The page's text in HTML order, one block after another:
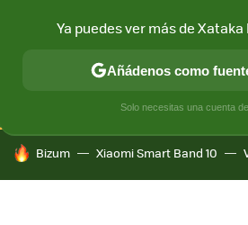
CONECTIVIDAD MÓVIL Y SOCIEDAD
HOY SE HABLA DE
Bizum Xiaomi Smart Band 10
Ya puedes ver más de Xataka
Añádenos como
Solo necesitas una cuenta